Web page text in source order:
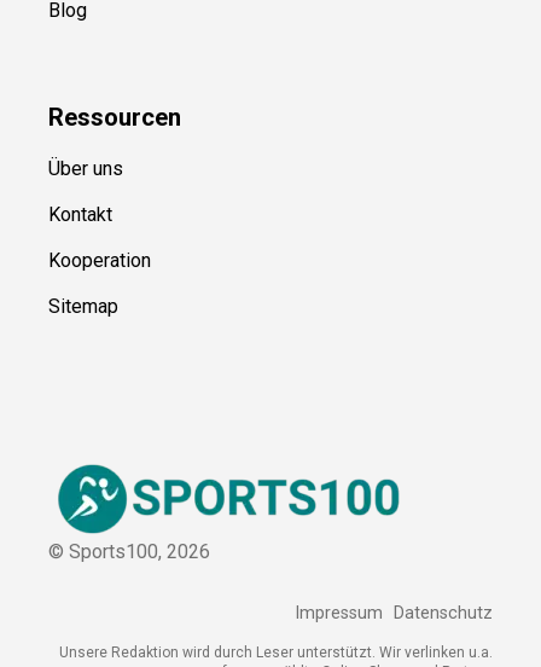
Blog
Ressource
Über uns
Kontakt
© Sports100,2026